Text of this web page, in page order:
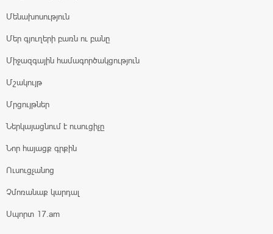
Մենախոսություն
Մեր գյուղերի բառն ու բանը
Միջազգային համագործակցություն
Մշակույթ
Մրցույթներ
Ներկայացնում է ուսուցիչը
Նոր հայացք գրքին
Ուսուցչանոց
Չմոռանաք կարդալ
Սպորտ 17.am